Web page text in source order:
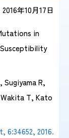
ンス情報
2016年10月17日
in
R,
T, Kato
6:34652, 2016.